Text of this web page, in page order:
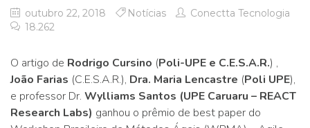
outubro 22, 2018 Notícias
Conectta Tecnologia
18.262
O artigo de Rodrigo Cursino (Poli-UPE e C.E.S.A.R.) ,
João Farias (C.E.S.A.R.), Dra. Maria Lencastre (Poli UPE),
e professor Dr. Wylliams Santos (UPE Caruaru – REACT
Research Labs) ganhou o prêmio de best paper do